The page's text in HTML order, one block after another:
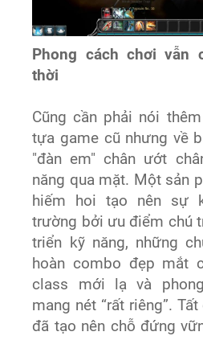
Phong cách chơi vẫn
thời
Cũng cần phải nói
tựa game cũ nhưng về
"đàn em" chân ướt
năng qua mặt. Một sản
hiếm hoi tạo nên sự
trường bởi ưu điểm chú
triển kỹ năng, những
hoàn combo đẹp mắt
class mới lạ và
mang nét “rất riêng”.
đã tạo nên chỗ đứng